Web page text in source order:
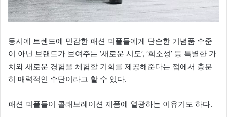
동시에 트렌드에 민감한 패션 피플들에게 단순한 기념품 수준
이 아닌 브랜드가 보여주는 ‘새로운 시도’, ‘희소성’ 등 특별한 가
치와 새로운 경험을 체험할 기회를 제공해준다는 점에서 충분
히 매력적인 수단이라고 할 수 있다.
패션 피플들이 콜래보레이션 제품에 열광하는 이유기도 하다.